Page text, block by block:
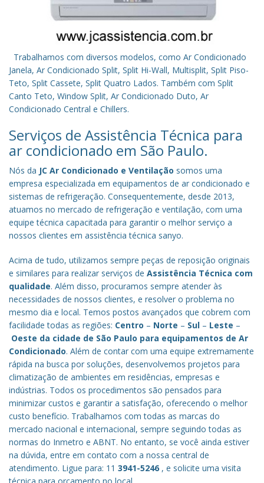
Trabalhamos com diversos modelos, como Ar Condicionado
Janela, Ar Condicionado Split, Split Hi-Wall, Multisplit, Split Piso-
Teto, Split Cassete, Split Quatro Lados. Também com Split
Canto Teto, Window Split, Ar Condicionado Duto, Ar
Condicionado Central e Chillers.
Serviços de Assistência Técnica para
ar condicionado em São Paulo.
Nós da JC Ar Condicionado e Ventilação somos uma
empresa especializada em equipamentos de ar condicionado e
sistemas de refrigeração. Consequentemente, desde 2013,
atuamos no mercado de refrigeração e ventilação, com uma
equipe técnica capacitada para garantir o melhor serviço a
nossos clientes em assistência técnica sanyo.
Acima de tudo, utilizamos sempre peças de reposição originais
e similares para realizar serviços de Assistência Técnica com
qualidade. Além disso, procuramos sempre atender às
necessidades de nossos clientes, e resolver o problema no
mesmo dia e local. Temos postos avançados que cobrem com
facilidade todas as regiões: Centro – Norte – Sul – Leste –
Oeste da cidade de São Paulo para equipamentos de Ar
Condicionado. Além de contar com uma equipe extremamente
rápida na busca por soluções, desenvolvemos projetos para
climatização de ambientes em residências, empresas e
indústrias. Todos os procedimentos são pensados para
minimizar custos e garantir a satisfação, oferecendo o melhor
custo benefício. Trabalhamos com todas as marcas do
mercado nacional e internacional, sempre seguindo todas as
normas do Inmetro e ABNT. No entanto, se você ainda estiver
na dúvida, entre em contato com a nossa central de
atendimento. Ligue para: 11 3941-5246 , e solicite uma visita